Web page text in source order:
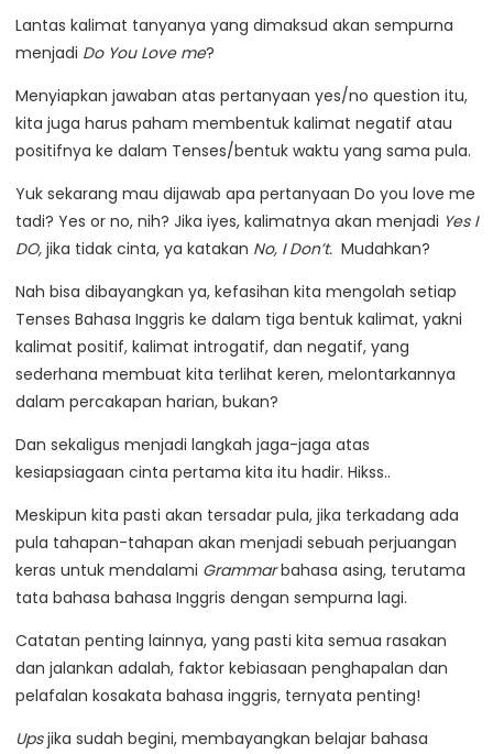
Lantas kalimat tanyanya yang dimaksud akan sempurna
menjadi Do You Love me?
Menyiapkan jawaban atas pertanyaan yes/no question itu,
kita juga harus paham membentuk kalimat negatif atau
positifnya ke dalam Tenses/bentuk waktu yang sama pula.
Yuk sekarang mau dijawab apa pertanyaan Do you love me
tadi? Yes or no, nih? Jika iyes, kalimatnya akan menjadi Yes I
DO, jika tidak cinta, ya katakan No, I Don’t. Mudahkan?
Nah bisa dibayangkan ya, kefasihan kita mengolah setiap
Tenses Bahasa Inggris ke dalam tiga bentuk kalimat, yakni
kalimat positif, kalimat introgatif, dan negatif, yang
sederhana membuat kita terlihat keren, melontarkannya
dalam percakapan harian, bukan?
Dan sekaligus menjadi langkah jaga-jaga atas
kesiapsiagaan cinta pertama kita itu hadir. Hikss..
Meskipun kita pasti akan tersadar pula, jika terkadang ada
pula tahapan-tahapan akan menjadi sebuah perjuangan
keras untuk mendalami Grammarbahasa asing, terutama
tata bahasa bahasa Inggris dengan sempurna lagi.
Catatan penting lainnya, yang pasti kita semua rasakan
dan jalankan adalah, faktor kebiasaan penghapalan dan
pelafalan kosakata bahasa inggris, ternyata penting!
Upsjika sudah begini, membayangkan belajar bahasa